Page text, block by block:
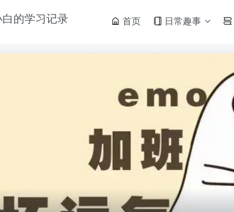
首页 日常趣事